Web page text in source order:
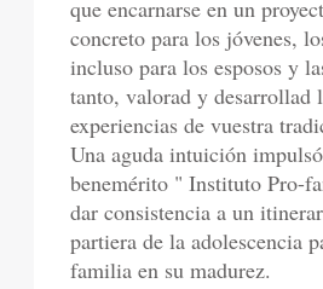
que encarnarse en un
concreto para los jóvenes,
incluso para los esposos y
tanto, valorad y desarrollad
experiencias de vuestra
Una aguda intuición
benemérito " Instituto Pro-
dar consistencia a un
partiera de la adolescencia
familia en su madurez.